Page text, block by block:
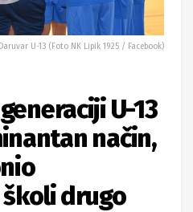
U-13 (Foto NK Lipik 1925 / Facebook)
U-13
način,
drugo